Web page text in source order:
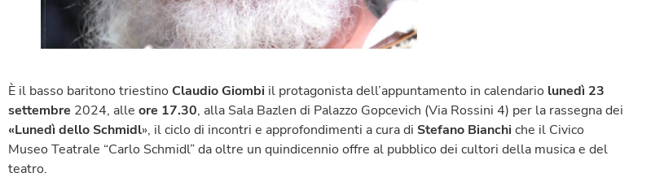
È il basso baritono triestino Claudio Giombi il protagonista dell’appuntamento in calendario lunedì 23
settembre 2024, alle ore 17.30, alla Sala Bazlen di Palazzo Gopcevich (Via Rossini 4) per la rassegna dei
«Lunedì dello Schmidl», il ciclo di incontri e approfondimenti a cura di Stefano Bianchiche il Civico
Museo Teatrale “Carlo Schmidl” da oltre un quindicennio offre al pubblico dei cultori della musica e del
teatro.